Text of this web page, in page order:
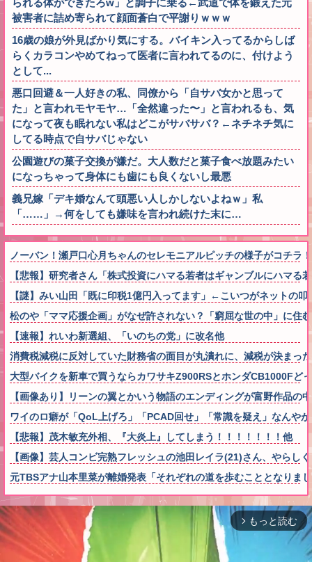
られる体ができたろw」と調子に乗る←武道で体を鍛えた元
被害者に詰め寄られて顔面蒼白で平謝りｗｗｗ
16歳の娘が外見ばかり気にする。バイキン入ってるからしば
らくカラコンやめてねって医者に言われてるのに、付けよう
として...
悪口回避＆一人好きの私、同僚から「自サバ女かと思って
た」と言われモヤモヤ…「全然違った〜」と言われるも、気
になって夜も眠れない私はどこがサバサバ？←ネチネチ気に
してる時点で自サバじゃない
公園遊びの菓子交換が嫌だ。大人数だと菓子食べ放題みたい
になっちゃって身体にも歯にも良くないし最悪
義兄嫁「デキ婚なんて頭悪い人しかしないよねｗ」私
「……」→何をしても嫌味を言われ続けた末に…
ノーバン！瀬戸口心月ちゃんのセレモニアルピッチの様子がコチラ
【悲報】研究者さん「株式投資にハマる若者はギャンブルにハマる
【謎】みい山田「既に印税1億円入ってます」←こいつがネットの
松のや「ママ応援企画」がなぜ許されない？「窮屈な世の中」に
【速報】れいわ新選組、「いのちの党」に改名他
消費税減税に反対していた財務省の面目が丸潰れに、減税が決ま
大型バイクを新車で買うならカワサキZ900RSとホンダCB1000Fど
【画像あり】リーンの翼とかいう物語のエンディングが富野作品の
ワイのロ癖が「QoL上げろ」「PCAD回せ」「常識を疑え」なんや
【悲報】茂木敏充外相、『大炎上』してしまう！！！！！！！他
【画像】芸人コンビ完熟フレッシュの池田レイラ(21)さん、やらし
元TBSアナ山本里菜が離婚発表「それぞれの道を歩むこととなりま
arrow_forward_ios もっと読む